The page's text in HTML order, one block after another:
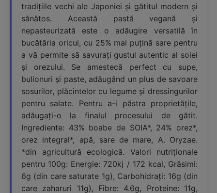
tradițiile vechi ale Japoniei și gătitul modern și
sănătos. Această pastă vegană și
nepasteurizată este o adăugire versatilă în
bucătăria oricui, cu 25% mai puțină sare pentru
a vă permite să savurați gustul autentic al soiei
și orezului. Se amestecă perfect cu supe,
bulionuri și paste, adăugând un plus de savoare
sosurilor, plăcintelor cu legume și dressingurilor
pentru salate. Pentru a-i păstra proprietățile,
adăugați-o la finalul procesului de gătit.
Ingrediente: 43% boabe de SOIA*, 24% orez*,
orez integral*, apă, sare de mare, A. Oryzae.
*din agricultură ecologică. Valori nutriționale
pentru 100g: Energie: 720kj / 172 kcal, Grăsimi:
6g (din care saturate 1g), Carbohidrați: 16g (din
care zaharuri 11g), Fibre: 4.6g, Proteine: 11g,